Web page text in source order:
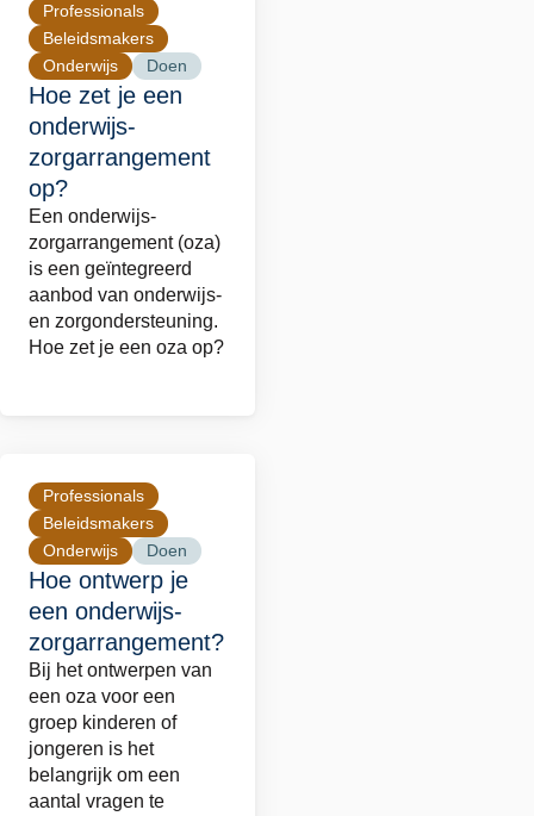
Hoe zet je een
onderwijs-
zorgarrangement
op?
Professionals
Beleidsmakers
Onderwijs
Doen
Een onderwijs-
zorgarrangement (oza)
is een geïntegreerd
aanbod van onderwijs-
en zorgondersteuning.
Hoe zet je een oza op?
Lees
meer
over
Hoe
zet
je
een
onderwijs-
zorgarrangement
op?
Hoe ontwerp je
een onderwijs-
zorgarrangement?
Professionals
Beleidsmakers
Onderwijs
Doen
Bij het ontwerpen van
een oza voor een
groep kinderen of
jongeren is het
belangrijk om een
aantal vragen te
Lees
meer
over
ontwerp
je
een
onderwijs-
zorgarrangement?